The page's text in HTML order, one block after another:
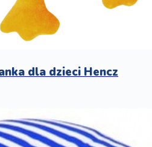
dla dzieci Hencz